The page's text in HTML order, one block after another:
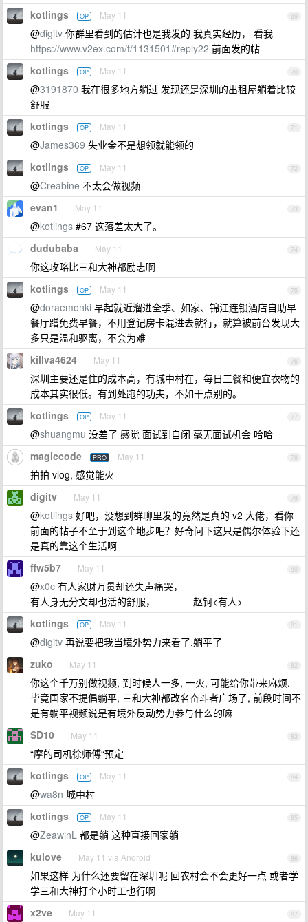
69
kotlings OP May 11
@digitv 你群里看到的估计也是我发的 我真实经历， 看我
https://www.v2ex.com/t/1131501#reply22 前面发的帖
70
kotlings OP May 11
@3191870 我在很多地方躺过 发现还是深圳的出租屋躺着比较
舒服
71
kotlings OP May 11
@James369 失业金不是想领就能领的
72
kotlings OP May 11
@Creabine 不太会做视频
73
evan1 May 11
@kotlings #67 这落差太大了。
74
dudubaba May 11
你这攻略比三和大神都励志啊
75
kotlings OP May 11
@doraemonki 早起就近溜进全季、如家、锦江连锁酒店自助早
餐厅蹭免费早餐，不用登记房卡混进去就行，就算被前台发现大
多只是温和驱离，不会为难
76
killva4624 May 11
深圳主要还是住的成本高，有城中村在，每日三餐和便宜衣物的
成本其实很低。有到处跑的功夫，不如干点别的。
77
kotlings OP May 11
@shuangmu 没差了 感觉 面试到自闭 毫无面试机会 哈哈
78
magiccode PRO May 11
拍拍 vlog, 感觉能火
79
digitv May 11
@kotlings 好吧，没想到群聊里发的竟然是真的 v2 大佬，看你
前面的帖子不至于到这个地步吧？好奇问下这只是偶尔体验下还
是真的靠这个生活啊
80
ffw5b7 May 11
@x0c 有人家财万贯却还失声痛哭，
有人身无分文却也活的舒服，-----------赵钶<有人>
81
kotlings OP May 11
@digitv 再说要把我当境外势力来看了.躺平了
82
zuko May 11
你这个千万别做视频, 到时候人一多, 一火, 可能给你带来麻烦.
毕竟国家不提倡躺平, 三和大神都改名奋斗者广场了, 前段时间不
是有躺平视频说是有境外反动势力参与什么的嘛
83
SD10 May 11
“摩的司机徐师傅“预定
84
kotlings OP May 11
@wa8n 城中村
85
kotlings OP May 11
@ZeawinL 都是躺 这种直接回家躺
86
kulove May 11 via Android
如果这样 为什么还要留在深圳呢 回农村会不会更好一点 或者学
学三和大神打个小时工也行啊
87
x2ve May 11